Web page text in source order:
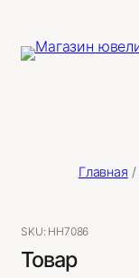
Главная /
SKU: НН7086
Товар